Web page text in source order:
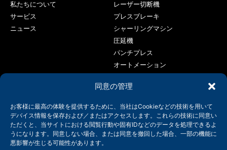
同意の管理
お客様に最高の体験を提供するために、当社はCookieなどの技術を用いて
デバイス情報を保存および／またはアクセスします。これらの技術に同意い
ただくと、当サイトにおける閲覧行動や固有IDなどのデータを処理できるよ
うになります。同意しない場合、または同意を撤回した場合、一部の機能に
悪影響が生じる可能性があります。
私たちについて
サービス
ニュース
レーザー切断機
プレスブレーキ
シャーリングマシン
圧延機
パンチプレス
オートメーション
+86-158-9507-5134
info@shenchong.com
中国江蘇省無錫市陽山工業団地天順路214156